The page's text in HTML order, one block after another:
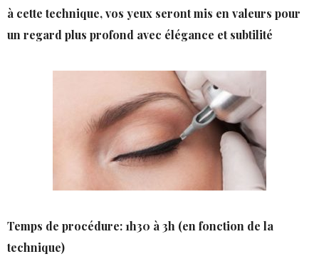
à cette technique, vos yeux seront mis en valeurs pour
un regard plus profond avec élégance et subtilité
Temps de procédure: 1h30 à 3h (en fonction de la
technique)